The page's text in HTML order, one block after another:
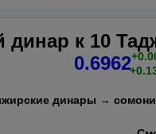
динар к 10
0.6962
динары →